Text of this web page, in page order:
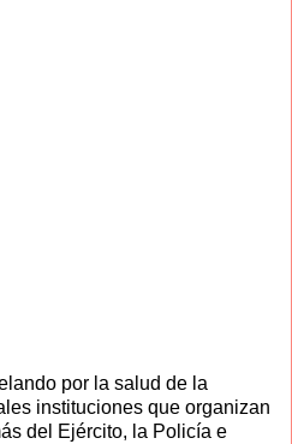
por la salud de la
instituciones que organizan
del Ejército, la Policía e